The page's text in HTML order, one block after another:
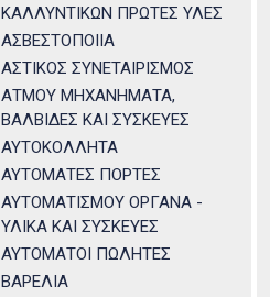
ΚΑΛΛΥΝΤΙΚΩΝ ΠΡΩΤΕΣ ΥΛΕΣ
ΑΣΒΕΣΤΟΠΟΙΙΑ
ΑΣΤΙΚΟΣ ΣΥΝΕΤΑΙΡΙΣΜΟΣ
ΑΤΜΟΥ ΜΗΧΑΝΗΜΑΤΑ,
ΒΑΛΒΙΔΕΣ ΚΑΙ ΣΥΣΚΕΥΕΣ
ΑΥΤΟΚΟΛΛΗΤΑ
ΑΥΤΟΜΑΤΕΣ ΠΟΡΤΕΣ
ΑΥΤΟΜΑΤΙΣΜΟΥ ΟΡΓΑΝΑ -
ΥΛΙΚΑ ΚΑΙ ΣΥΣΚΕΥΕΣ
ΑΥΤΟΜΑΤΟΙ ΠΩΛΗΤΕΣ
ΒΑΡΕΛΙΑ